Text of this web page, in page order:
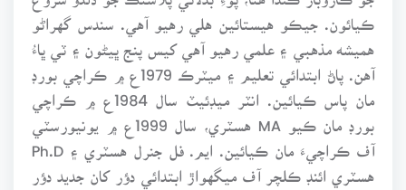
ڪيائون. جيڪو هيستائين هلي رهيو آهي. سندس گهراڻو
هميشه مذهبي ۽ علمي رهيو آهي کيس پنج ڀيڻون ۽ ٽي ڀاءُ
آهن. پاڻ ابتدائي تعليم ۽ ميٽرڪ 1979ع ۾ ڪراچي بورڊ
مان پاس ڪيائين. انٽر ميڊئيٽ سال 1984ع ۾ ڪراچي
آف ڪراچيءَ مان ڪيائين. ايم. فل جنرل هسٽري ۽ Ph.D
هسٽري ائنڊ ڪلچر آف ميگهواڙ ابتدائي دؤر کان جديد دؤر